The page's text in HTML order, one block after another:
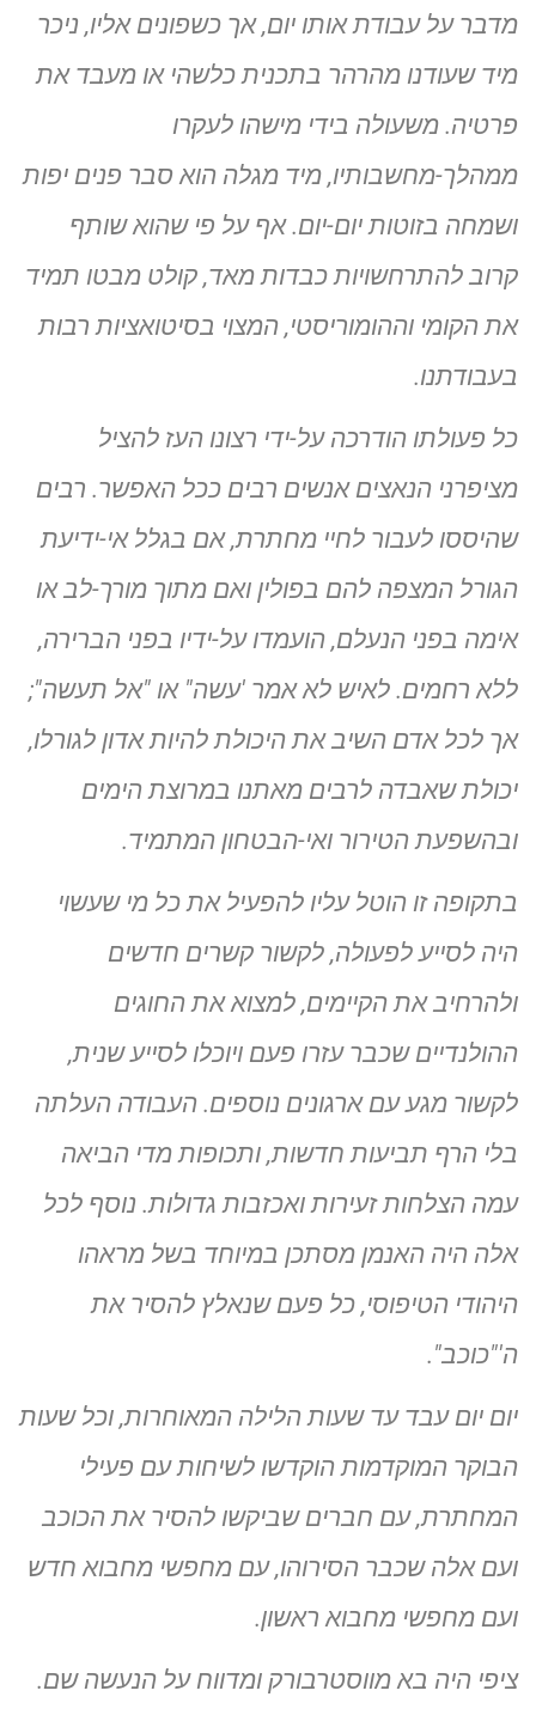
מדבר על עבודת אותו יום, אך כשפונים אליו, ניכר
מיד שעודנו מהרהר בתכנית כלשהי או מעבד את
פרטיה. משעולה בידי מישהו לעקרו
ממהלך-מחשבותיו, מיד מגלה הוא סבר פנים יפות
ושמחה בזוטות יום-יום. אף על פי שהוא שותף
קרוב להתרחשויות כבדות מאד, קולט מבטו תמיד
את הקומי וההומוריסטי, המצוי בסיטואציות רבות
בעבודתנו.
כל פעולתו הודרכה על-ידי רצונו העז להציל
מציפרני הנאצים אנשים רבים ככל האפשר. רבים
שהיססו לעבור לחיי מחתרת, אם בגלל אי-ידיעת
הגורל המצפה להם בפולין ואם מתוך מורך-לב או
אימה בפני הנעלם, הועמדו על-ידיו בפני הברירה,
ללא רחמים. לאיש לא אמר 'עשה" או "אל תעשה";
אך לכל אדם השיב את היכולת להיות אדון לגורלו,
יכולת שאבדה לרבים מאתנו במרוצת הימים
ובהשפעת הטירור ואי-הבטחון המתמיד.
בתקופה זו הוטל עליו להפעיל את כל מי שעשוי
היה לסייע לפעולה, לקשור קשרים חדשים
ולהרחיב את הקיימים, למצוא את החוגים
ההולנדיים שכבר עזרו פעם ויוכלו לסייע שנית,
לקשור מגע עם ארגונים נוספים. העבודה העלתה
בלי הרף תביעות חדשות, ותכופות מדי הביאה
עמה הצלחות זעירות ואכזבות גדולות. נוסף לכל
אלה היה האנמן מסתכן במיוחד בשל מראהו
היהודי הטיפוסי, כל פעם שנאלץ להסיר את
ה'"כוכב".
יום יום עבד עד שעות הלילה המאוחרות, וכל שעות
הבוקר המוקדמות הוקדשו לשיחות עם פעילי
המחתרת, עם חברים שביקשו להסיר את הכוכב
ועם אלה שכבר הסירוהו, עם מחפשי מחבוא חדש
ועם מחפשי מחבוא ראשון.
ציפי היה בא מווסטרבורק ומדווח על הנעשה שם.